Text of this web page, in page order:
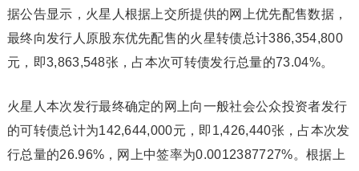
据公告显示，火星人根据上交所提供的网上优先配售数据，
最终向发行人原股东优先配售的火星转债总计386,354,800
元，即3,863,548张，占本次可转债发行总量的73.04%。
火星人本次发行最终确定的网上向一般社会公众投资者发行
的可转债总计为142,644,000元，即1,426,440张，占本次发
行总量的26.96%，网上中签率为0.0012387727%。根据上